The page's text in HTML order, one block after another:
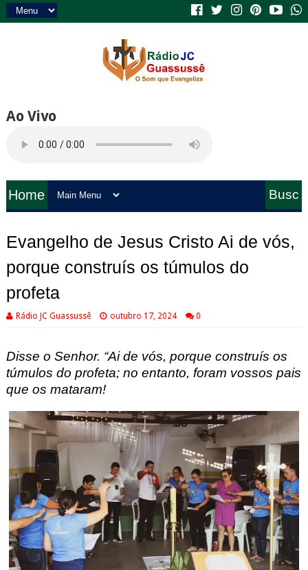
Ao Vivo
Home
Busc
Evangelho de Jesus Cristo Ai de vós,
porque construís os túmulos do
profeta
Rádio JC Guassussê outubro 17, 2024 0
Disse o Senhor. “Ai de vós, porque construís os
túmulos do profeta; no entanto, foram vossos pais
que os mataram!